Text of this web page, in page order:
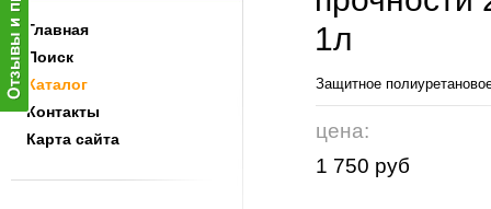
Главная
Поиск
Каталог
Контакты
Карта сайта
1л
Защитное
цена:
1 750 руб